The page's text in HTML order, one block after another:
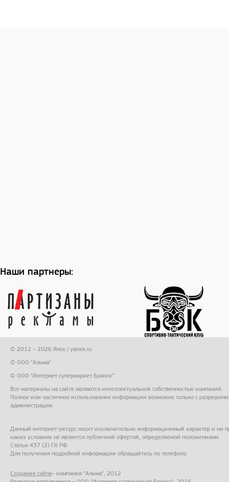
Наши партнеры:
© 2012 – 2026 Янск / yansk.ru
© ООО "Альма"
© ООО "Интернет супермаркет Брянск"
Все материалы на сайте являются интеллектуальной собственностью компаний.
Полное или частичное использование информации возможно только с
администрации.
Данный интернет-ресурс носит исключительно информационный характер и ни
каких условиях не является публичной офертой, определяемой положениями
Статьи 437 (2) ГК РФ.
Для получения подробной информации обращайтесь по телефону.
Создание сайта– компания "Альма", 2012